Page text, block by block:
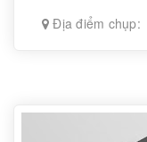
Địa điểm chụp: